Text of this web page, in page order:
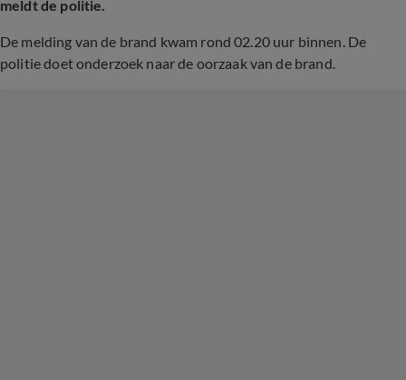
meldt de politie.
De melding van de brand kwam rond 02.20 uur binnen. De
politie doet onderzoek naar de oorzaak van de brand.